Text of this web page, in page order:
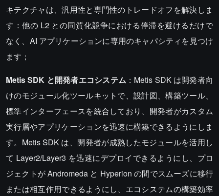
キテクチャは、汎用性と専門性のトレードオフを解決しま
す：他の L2 との同質化競争における停滞を避けるだけで
なく、AI アプリケーションに専用のキャパシティを見つけ
ます；
Metis SDK と開発者エコシステム ：Metis SDK は開発者向
けのモジュール化ツールキットで、設計図、構築ツール、
標準インターフェースを統合しており、開発者がカスタム
実行層やアプリケーションを迅速に構築できるようにしま
す。Metis SDK は、開発者が成熟したモジュールを活用し
て Layer2/Layer3 を迅速にデプロイできるようにし、プロ
ジェクトが Andromeda と Hyperion の間でスムーズに移行
または相互作用できるようにし、エコシステムの構築効率